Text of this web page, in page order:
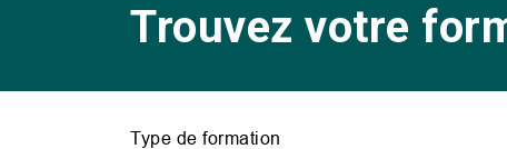
Trouvez votre
Type de formation